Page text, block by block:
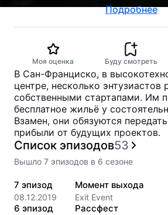
Подробнее
Моя оценка Буду смотреть
В Сан-Франциско, в
центре, несколько энтузиастов
собственными стартапами. Им
бесплатное жильё у
Взамен, они обязуются
прибыли от будущих проектов.
Список эпизодов53
Вышло 7 эпизодов в 6 сезоне
7 эпизод
08.12.2019
Момент выхода
Exit Event
6 эпизод Рассфест